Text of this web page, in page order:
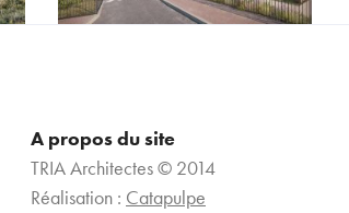
A propos du site
TRIA Architectes © 2014
Réalisation : Catapulpe